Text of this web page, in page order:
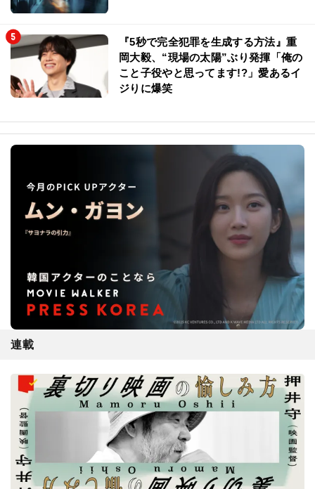
『5秒で完全犯罪を生成する方法』重
岡大毅、“現場の太陽”ぶり発揮「俺の
こと子役やと思ってます!?」愛あるイ
ジりに爆笑
連載